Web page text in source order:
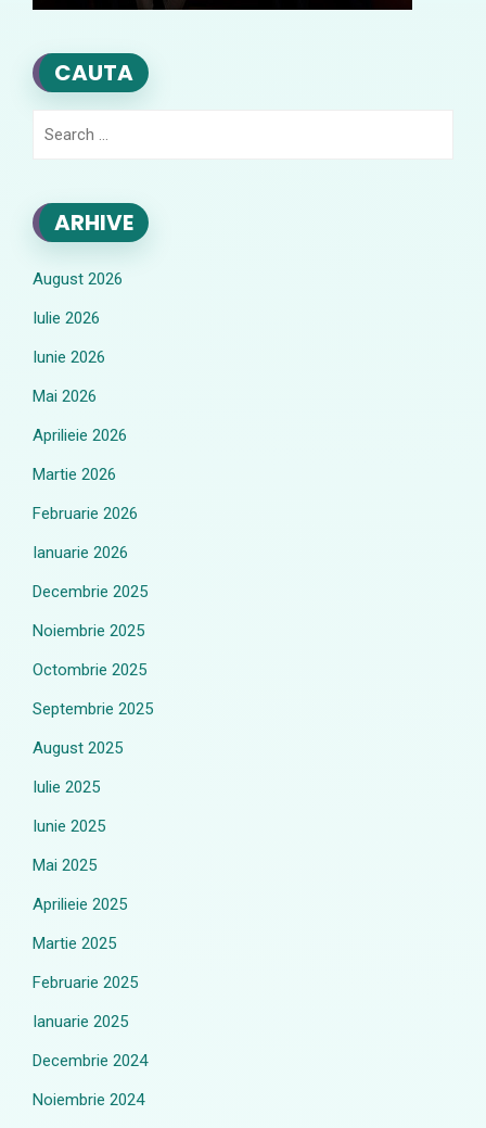
CAUTA
ARHIVE
August 2026
Iulie 2026
Iunie 2026
Mai 2026
Aprilieie 2026
Martie 2026
Februarie 2026
Ianuarie 2026
Decembrie 2025
Noiembrie 2025
Octombrie 2025
Septembrie 2025
August 2025
Iulie 2025
Iunie 2025
Mai 2025
Aprilieie 2025
Martie 2025
Februarie 2025
Ianuarie 2025
Decembrie 2024
Noiembrie 2024